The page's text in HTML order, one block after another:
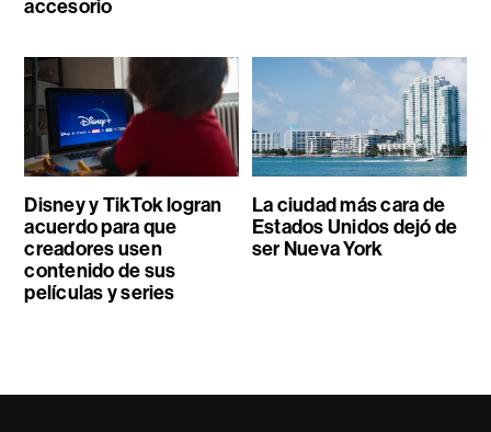
accesorio
Disney y TikTok logran
acuerdo para que
creadores usen
contenido de sus
películas y series
La ciudad más cara de
Estados Unidos dejó de
ser Nueva York